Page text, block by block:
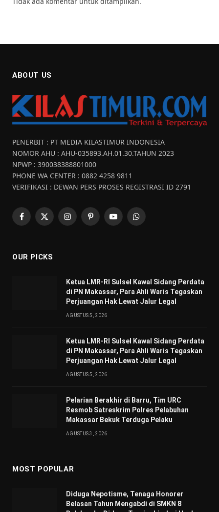
ABOUT US
PENERBIT : PT MEDIA KILASTIMUR INDONESIA
NOMOR AHU : AHU-035893.AH.01.30.TAHUN 2023
NPWP : 390038388801000
PHONE WA CENTER : 0882 4258 9811
VERIFIKASI : DEWAN PERS PROSES REGISTRASI ID 2791
Facebook
X
InstagramPinterestYouTubeWhatsApp
OUR PICKS
Ketua LMR-RI Sulsel Kawal Sidang Perdata
di PN Makassar, Para Ahli Waris Tegaskan
Perjuangan Hak Lewat Jalur Legal
AGUSTUS 5, 2026
Ketua LMR-RI Sulsel Kawal Sidang Perdata
di PN Makassar, Para Ahli Waris Tegaskan
Perjuangan Hak Lewat Jalur Legal
AGUSTUS 5, 2026
Pelarian Berakhir di Barru, Tim URC
Resmob Satreskrim Polres Pelabuhan
Makassar Bekuk Terduga Pelaku
AGUSTUS 3, 2026
MOST POPULAR
Diduga Nepotisme, Tenaga Honorer
Belasan Tahun Mengabdi di SMKN 8